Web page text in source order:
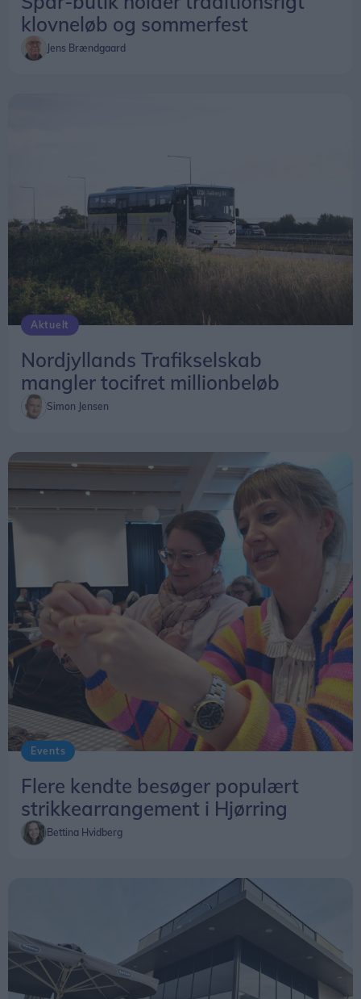
klovneløb og sommerfest
Jens Brændgaard
Aktuelt
Nordjyllands Trafikselskab
mangler tocifret millionbeløb
Simon Jensen
Events
Flere kendte besøger populært
strikkearrangement i Hjørring
Bettina Hvidberg